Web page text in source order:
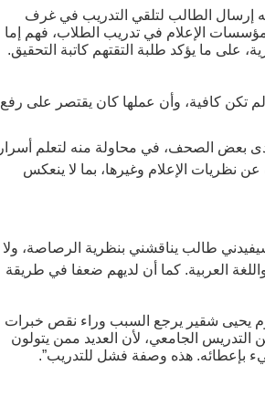
إرسال الطالب لتلقي التدريب في غرف
مؤسسات الإعلام في تدريب الطلاب، فهم إما
على ما يؤكد طلبة التقتهم كاتبة التحقيق.
تكن كافية، وأن عملها كان يقتصر على رفع
للتدرب لدى بعض الصحف، في محاولة منه لتعلم أسرار
نظريات الإعلام وغيرها، بما لا ينعكس
طالب يناقشني بنظرية الرصاصة، ولا
العربية. كما أن لديهم ضعفا في طريقة
يحيى شقير يرجع السبب وراء نقص خبرات
الجامعي، لأن العديد ممن يتولون
بإعطائه. هذه وصفة فشل للتدريب”.